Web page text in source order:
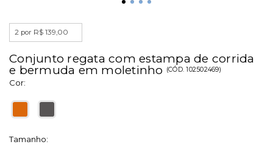
2 por R$ 139,00
Conjunto regata com estampa de corrida
e bermuda em moletinho
(CÓD.102502469)
Cor:
Tamanho: